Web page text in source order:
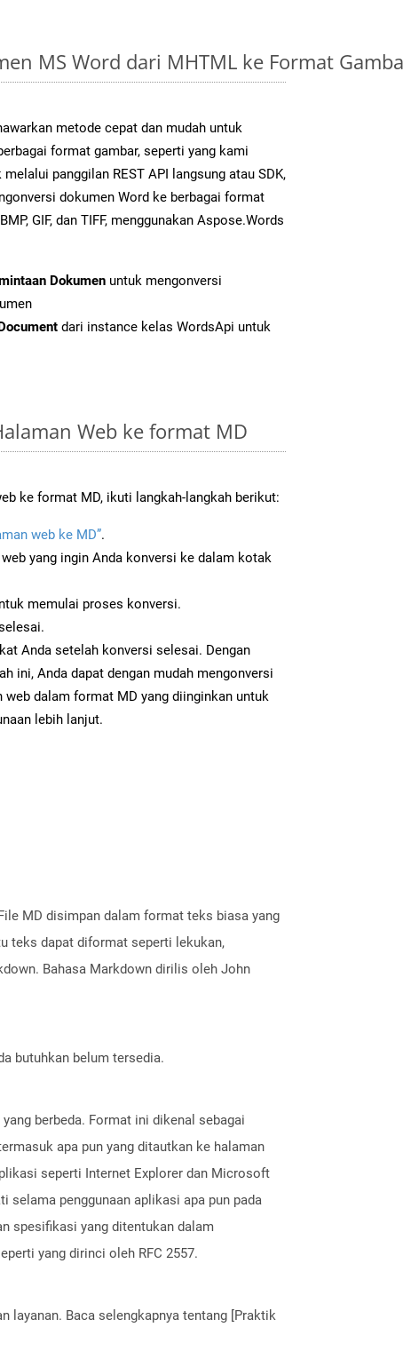
MS Word dari MHTML ke Format
metode cepat dan mudah untuk
format gambar, seperti yang kami
panggilan REST API langsung atau SDK,
dokumen Word ke berbagai format
GIF, dan TIFF, menggunakan Aspose.Words
Dokumen untuk mengonversi
dari instance kelas WordsApi untuk
Web ke format MD
ke format MD, ikuti langkah-langkah berikut:
web ke MD”.
yang ingin Anda konversi ke dalam kotak
memulai proses konversi.
Anda setelah konversi selesai. Dengan
ini, Anda dapat dengan mudah mengonversi
web dalam format MD yang diinginkan untuk
lebih lanjut.
MD disimpan dalam format teks biasa yang
teks dapat diformat seperti lekukan,
Bahasa Markdown dirilis oleh John
butuhkan belum tersedia.
berbeda. Format ini dikenal sebagai
apa pun yang ditautkan ke halaman
seperti Internet Explorer dan Microsoft
penggunaan aplikasi apa pun pada
spesifikasi yang ditentukan dalam
yang dirinci oleh RFC 2557.
layanan. Baca selengkapnya tentang [Praktik